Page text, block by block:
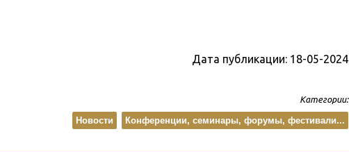
Дата публикации: 18-05-2024
Категории:
Конференции, семинары, форумы, фестивали...
Новости